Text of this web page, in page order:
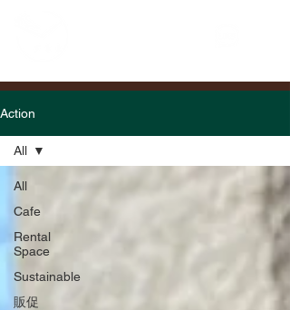
Action
All
Cafe
Rental
Space
Sustainable
販促
All